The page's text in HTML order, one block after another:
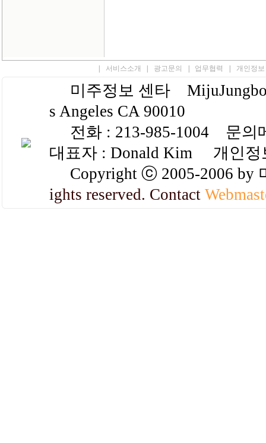
서비스소개 광고문의 업무협력 개인정
미주정보 센타
s Angeles CA 90010
전화 : 213-985-1004 문의
대표자 : Donald Kim 개인정
Copyright ⓒ 2005-2006 by
ights reserved. Contact